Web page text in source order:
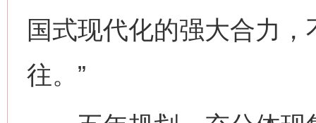
国式现代化的强大合力
往。”